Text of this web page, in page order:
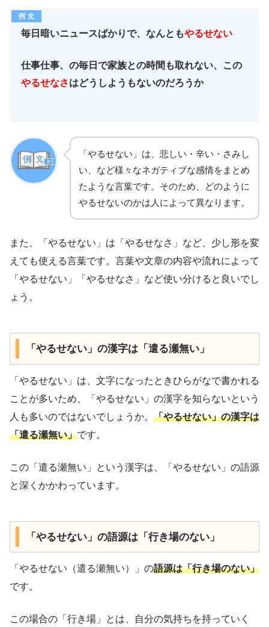
毎日暗いニュースばかりで、なんともやるせない
仕事仕事、の毎日で家族との時間も取れない、この
やるせなさはどうしようもないのだろうか
「やるせない」は、悲しい・辛い・さみし
い、など様々なネガティブな感情をまとめ
たような言葉です。そのため、どのように
やるせないのかは人によって異なります。
また、「やるせない」は「やるせなさ」など、少し形を変
えても使える言葉です。言葉や文章の内容や流れによって
「やるせない」「やるせなさ」など使い分けると良いでし
ょう。
「やるせない」の漢字は「遣る瀬無い」
「やるせない」は、文字になったときひらがなで書かれる
ことが多いため、「やるせない」の漢字を知らないという
人も多いのではないでしょうか。 「やるせない」の漢字は
「遣る瀬無い」です。
この「遣る瀬無い」という漢字は、「やるせない」の語源
と深くかかわっています。
「やるせない」の語源は「行き場のない」
「やるせない（遣る瀬無い）」の語源は「行き場のない」
です。
この場合の「行き場」とは、自分の気持ちを持っていく